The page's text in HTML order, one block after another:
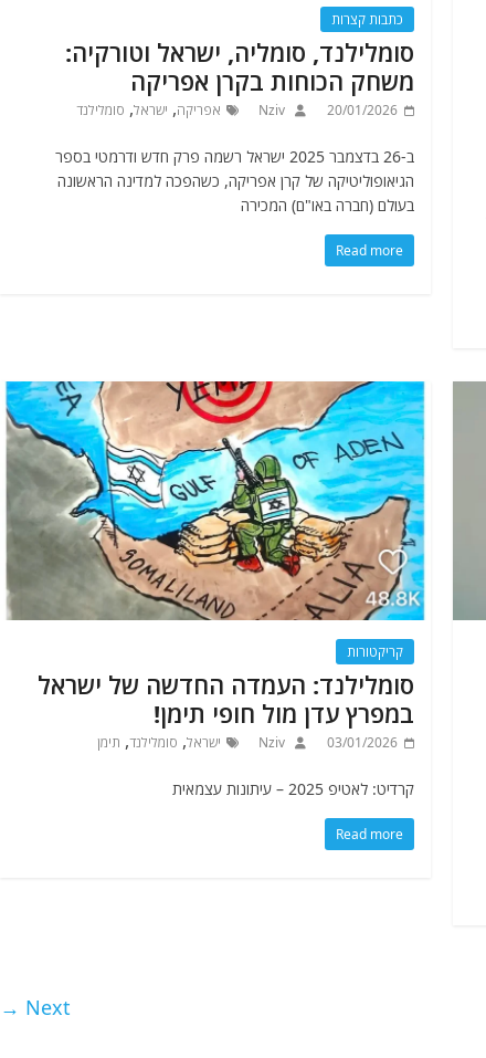
כתבות קצרות
סומלילנד, סומליה, ישראל וטורקיה:
משחק הכוחות בקרן אפריקה
20/01/2026
Nziv אפריקה, ישראל, סומלילנד
ב-26 בדצמבר 2025 ישראל רשמה פרק חדש ודרמטי בספר
הגיאופוליטיקה של קרן אפריקה, כשהפכה למדינה הראשונה
בעולם (חברה באו"ם) המכירה
Read more
קריקטורות
סומלילנד: העמדה החדשה של ישראל
במפרץ עדן מול חופי תימן!
03/01/2026
Nziv ישראל, סומלילנד, תימן
קרדיט: לאטיפ 2025 – עיתונות עצמאית
Read more
Next →